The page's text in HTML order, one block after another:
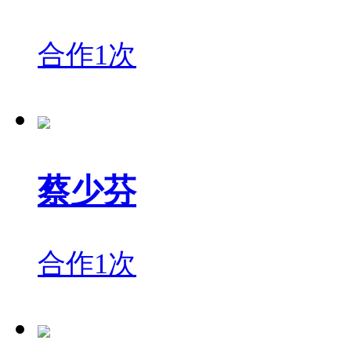
合作1次
蔡少芬
合作1次